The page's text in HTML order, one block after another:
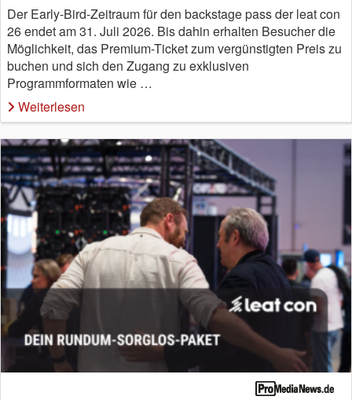
Der Early-Bird-Zeitraum für den backstage pass der leat con
26 endet am 31. Juli 2026. Bis dahin erhalten Besucher die
Möglichkeit, das Premium-Ticket zum vergünstigten Preis zu
buchen und sich den Zugang zu exklusiven
Programmformaten wie …
Weiterlesen